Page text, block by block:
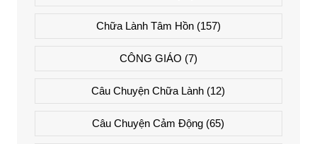
Chữa Lành Tâm Hồn(157)
CÔNG GIÁO (7)
Câu Chuyện Chữa Lành (12)
Câu Chuyện Cảm Động (65)